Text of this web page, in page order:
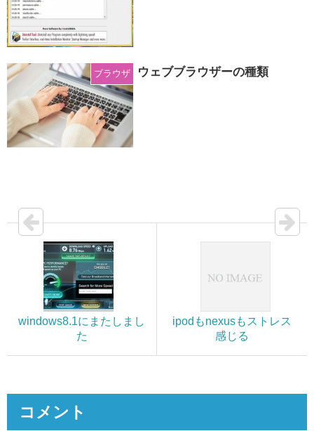
ブラウザ ウェブブラウザーの種類
windows8.1にまたしまし
た
ipodもnexusもストレス
感じる
コメント